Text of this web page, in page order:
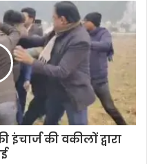
की वकीलों द्वारा